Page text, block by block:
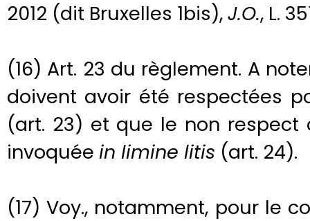
2012 (dit Bruxelles 1bis),J.O., L.
(16) Art. 23 du règlement. A
doivent avoir été respectées
(art. 23) et que le non
invoquée in limine litis (art. 24).
(17) Voy., notamment, pour le